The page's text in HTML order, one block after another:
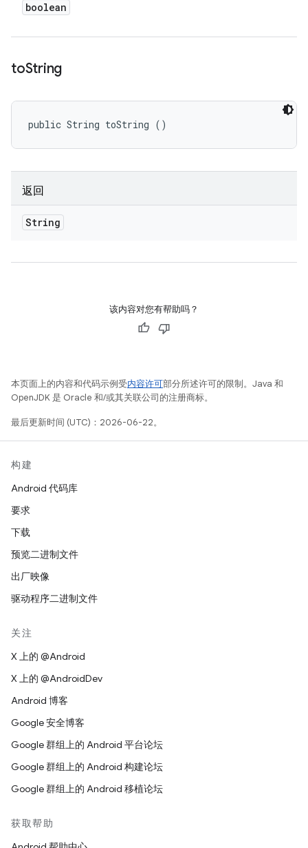
boolean
toString
public String toString ()
返回
String
该内容对您有帮助吗？
本页面上的内容和代码示例受内容许可部分所述许可的限制。Java 和
OpenJDK 是 Oracle 和/或其关联公司的注册商标。
最后更新时间 (UTC)：2026-06-22。
构建
Android 代码库
要求
下载
预览二进制文件
出厂映像
驱动程序二进制文件
关注
X 上的 @Android
X 上的 @AndroidDev
Android 博客
Google 安全博客
Google 群组上的 Android 平台论坛
Google 群组上的 Android 构建论坛
Google 群组上的 Android 移植论坛
获取帮助